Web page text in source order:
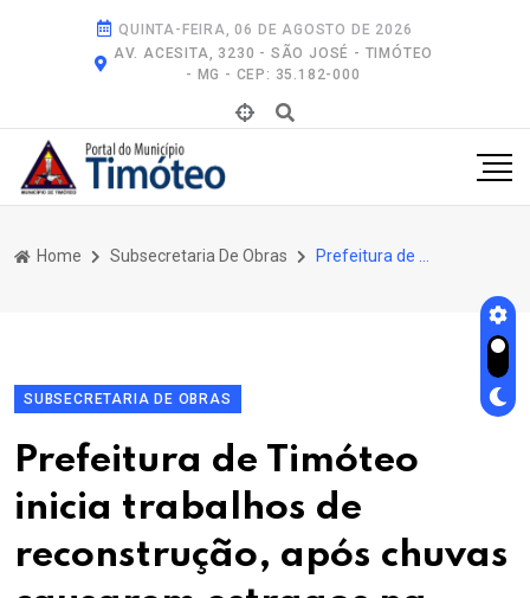
QUINTA-FEIRA, 06 DE AGOSTO DE 2026
AV. ACESITA, 3230 - SÃO JOSÉ - TIMÓTEO
- MG - CEP: 35.182-000
Home Subsecretaria De Obras
SUBSECRETARIA DE OBRAS
Prefeitura de Timóteo
inicia trabalhos de
reconstrução, após chuvas